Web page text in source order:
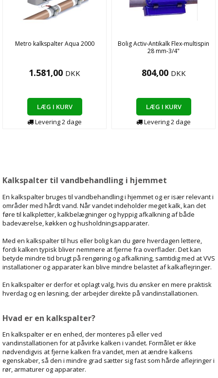
Metro kalkspalter Aqua 2000
1.581,00 DKK
LÆG I KURV
Levering2dage
Bolig Activ-Antikalk Flex-multispin
28 mm-3/4"
804,00 DKK
LÆG I KURV
Levering2dage
Kalkspalter til vandbehandling i hjemmet
En kalkspalter bruges til vandbehandling i hjemmet og er især relevant i
områder med hårdt vand. Når vandet indeholder meget kalk, kan det
føre til kalkpletter, kalkbelægninger og hyppig afkalkning af både
badeværelse, køkken og husholdningsapparater.
Med en kalkspalter til hus eller bolig kan du gøre hverdagen lettere,
fordi kalken typisk bliver nemmere at fjerne fra overflader. Det kan
betyde mindre tid brugt på rengøring og afkalkning, samtidig med at VVS
installationer og apparater kan blive mindre belastet af kalkaflejringer.
En kalkspalter er derfor et oplagt valg, hvis du ønsker en mere praktisk
hverdag og en løsning, der arbejder direkte på vandinstallationen.
Hvad er en kalkspalter?
En kalkspalter er en enhed, der monteres på eller ved
vandinstallationen for at påvirke kalken i vandet. Formålet er ikke
nødvendigvis at fjerne kalken fra vandet, men at ændre kalkens
egenskaber, så den i mindre grad sætter sig fast som hårde aflejringer i
rør, armaturer og apparater.